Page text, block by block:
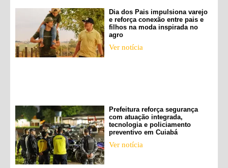
Dia dos Pais impulsiona varejo
e reforça conexão entre pais e
filhos na moda inspirada no
agro
Ver notícia
Prefeitura reforça segurança
com atuação integrada,
tecnologia e policiamento
preventivo em Cuiabá
Ver notícia